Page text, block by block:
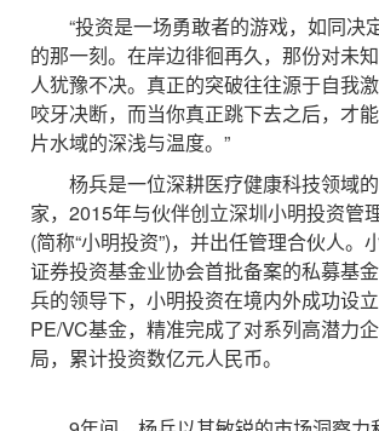
“投资是一场勇敢者的游戏，如同决
的那一刻。在岸边徘徊再久，那份对未
人犹豫不决。真正的突破往往源于自我
咬牙决断，而当你真正跳下去之后，才
片水域的深浅与温度。”
杨兵是一位深耕医疗健康科技领域
家，2015年与伙伴创立深圳小明投资管
(简称“小明投资”)，并出任管理合伙人。
证券投资基金业协会首批备案的私募基
兵的领导下，小明投资在境内外成功设
PE/VC基金，精准完成了对系列高潜力
局，累计投资数亿元人民币。